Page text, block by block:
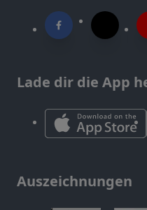
Lade dir die App
Auszeichnungen